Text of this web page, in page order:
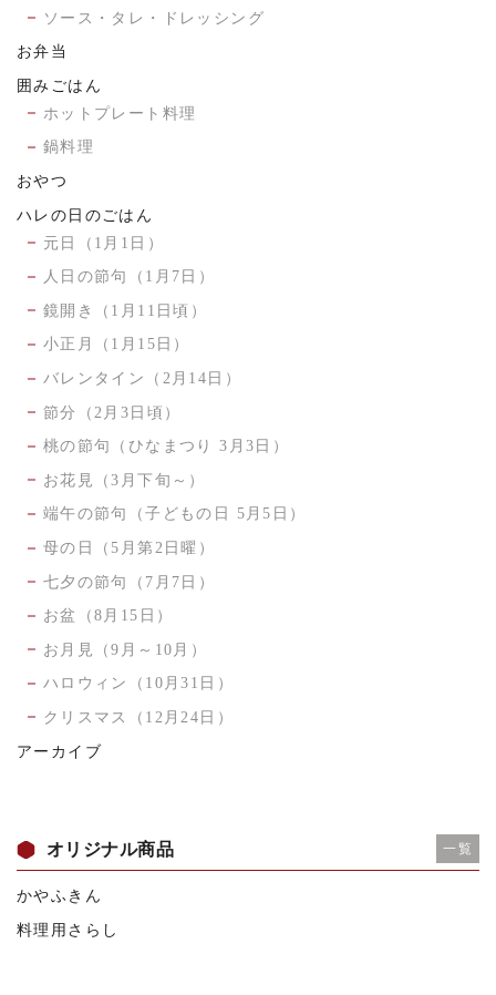
ソース・タレ・ドレッシング
お弁当
囲みごはん
ホットプレート料理
鍋料理
おやつ
ハレの日のごはん
元日（1月1日）
人日の節句（1月7日）
鏡開き（1月11日頃）
小正月（1月15日）
バレンタイン（2月14日）
節分（2月3日頃）
桃の節句（ひなまつり 3月3日）
お花見（3月下旬～）
端午の節句（子どもの日 5月5日）
母の日（5月第2日曜）
七夕の節句（7月7日）
お盆（8月15日）
お月見（9月～10月）
ハロウィン（10月31日）
クリスマス（12月24日）
アーカイブ
オリジナル商品 一覧
かやふきん
料理用さらし